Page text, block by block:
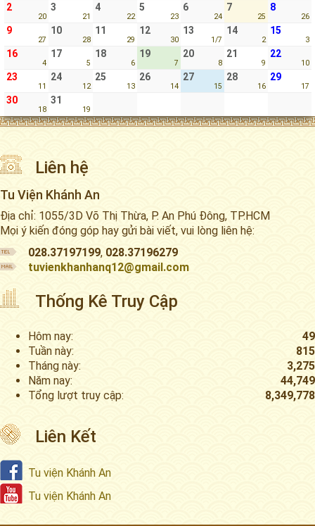
2
20
3
21
4
22
5
23
6
24
7
25
8
26
9
27
10
28
11
29
12
30
13
1/7
14
2
15
3
16
4
17
5
18
6
19
7
20
8
21
9
22
10
23
11
24
12
25
13
26
14
27
15
28
16
29
17
30
18
31
19
Liên hệ
Tu Viện Khánh An
Địa chỉ: 1055/3D Võ Thị Thừa, P. An Phú Đông, TP.HCM
Mọi ý kiến đóng góp hay gửi bài viết, vui lòng liên hệ:
028.37197199, 028.37196279
tuvienkhanhanq12@gmail.com
Thống Kê Truy Cập
Hôm nay:
49
Tuần này:
815
Tháng này:
3,275
Năm nay:
44,749
Tổng lượt truy cập:
8,349,778
Liên Kết
Tu viện Khánh An
Tu viện Khánh An